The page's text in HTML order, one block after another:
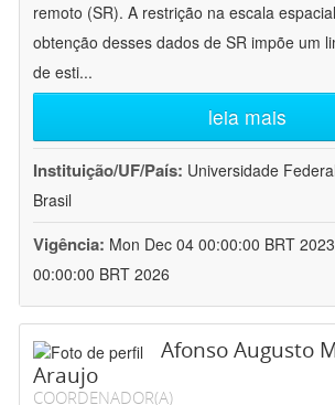
remoto (SR). A restrição na escala
obtenção desses dados de SR impõe um
de esti...
leia mais
Instituição/UF/País: Universidade
Brasil
Vigência: Mon Dec 04 00:00:00 BRT
00:00:00 BRT 2026
Afonso Augusto
Araujo
COORDENADOR(A)